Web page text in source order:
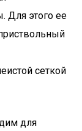
Для этого ее
сеткой
для